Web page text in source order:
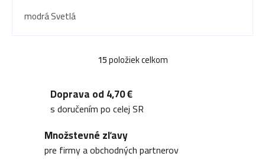
modrá Svetlá
O
v
l
d
15položiek celkom
Doprava od 4,70 €
s doručením po celej SR
Množstevné zľavy
pre firmy a obchodných partnerov